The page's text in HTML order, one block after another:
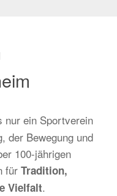
nur ein Sportverein
der Bewegung und
100-jährigen
für Tradition,
Vielfalt.